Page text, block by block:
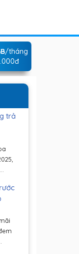
/tháng
trả